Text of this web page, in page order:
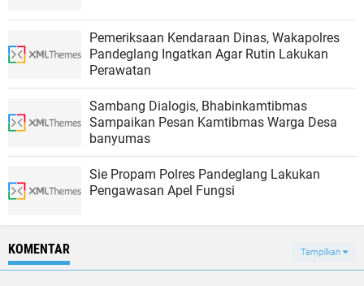
Pemeriksaan Kendaraan Dinas, Wakapolres
Pandeglang Ingatkan Agar Rutin Lakukan
Perawatan
Sambang Dialogis, Bhabinkamtibmas
Sampaikan Pesan Kamtibmas Warga Desa
banyumas
Sie Propam Polres Pandeglang Lakukan
Pengawasan Apel Fungsi
KOMENTAR Tampilkan